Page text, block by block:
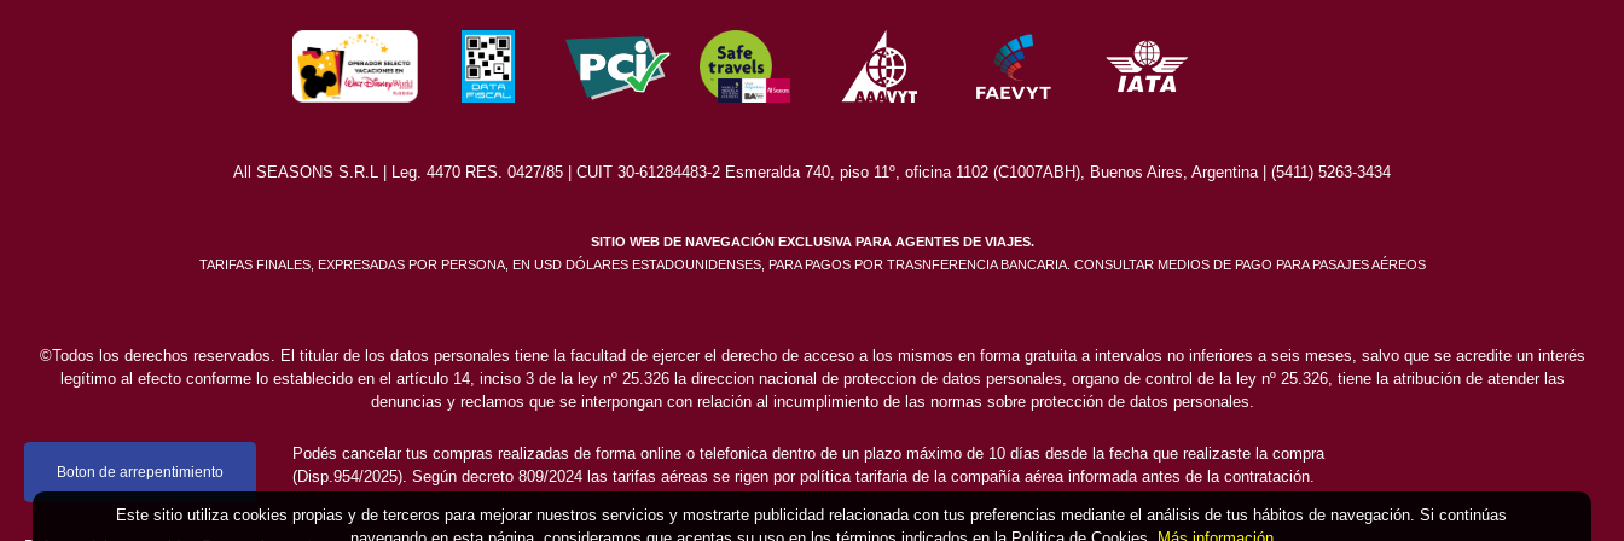
All SEASONS S.R.L | Leg. 4470 RES. 0427/85 | CUIT 30-61284483-2 Esmeralda 740, piso 11º, oficina 1102 (C1007ABH), Buenos Aires, Argentina | (5411) 5263-3434
SITIO WEB DE NAVEGACIÓN EXCLUSIVA PARA AGENTES DE VIAJES.
TARIFAS FINALES, EXPRESADAS POR PERSONA, EN USD DÓLARES ESTADOUNIDENSES, PARA PAGOS POR TRASNFERENCIA BANCARIA. CONSULTAR MEDIOS DE PAGO PARA PASAJES AÉREOS
©Todos los derechos reservados. El titular de los datos personales tiene la facultad de ejercer el derecho de acceso a los mismos en forma gratuita a intervalos no inferiores a seis meses, salvo que se acredite un interés
legítimo al efecto conforme lo establecido en el artículo 14, inciso 3 de la ley nº 25.326 la direccion nacional de proteccion de datos personales, organo de control de la ley nº 25.326, tiene la atribución de atender las
denuncias y reclamos que se interpongan con relación al incumplimiento de las normas sobre protección de datos personales.
Boton de arrepentimiento
Podés cancelar tus compras realizadas de forma online o telefonica dentro de un plazo máximo de 10 días desde la fecha que realizaste la compra
(Disp.954/2025). Según decreto 809/2024 las tarifas aéreas se rigen por política tarifaria de la compañía aérea informada antes de la contratación.
Este sitio utiliza cookies propias y de terceros para mejorar nuestros servicios y mostrarte publicidad relacionada con tus preferencias mediante el análisis de tus hábitos de navegación. Si continúas